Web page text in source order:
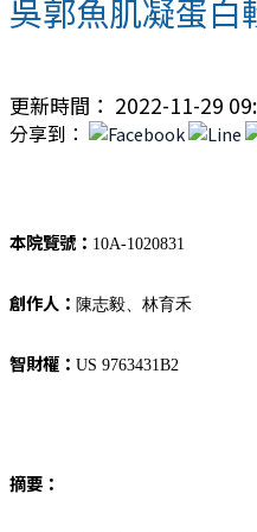
吳郭魚肌凝蛋白
更新時間： 2022-11-29
分享到：
本院覽號： 10A-1020831
創作人： 陳志毅、林育禾
智財權： US 9763431B2
摘要：